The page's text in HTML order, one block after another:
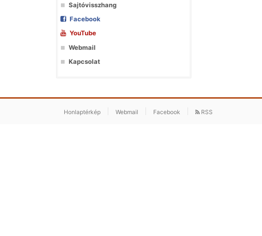
Sajtóvisszhang
Facebook
YouTube
Webmail
Kapcsolat
Honlaptérkép Webmail Facebook RSS